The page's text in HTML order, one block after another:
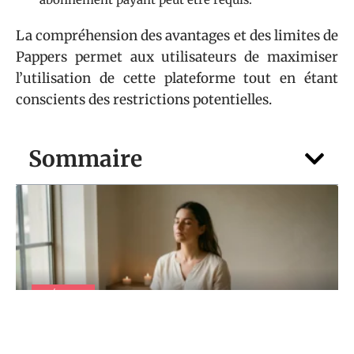
Sommaire
DÉTENTE
La compréhension des avantages et des limites de
Pappers permet aux utilisateurs de maximiser
l’utilisation de cette plateforme tout en étant
conscients des restrictions potentielles.